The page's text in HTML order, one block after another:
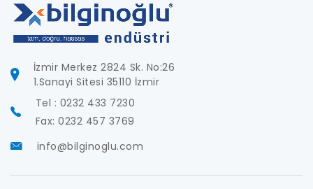
İzmir Merkez 2824 Sk. No:26
1.Sanayi Sitesi 35110 İzmir
Tel : 0232 433 7230
Fax: 0232 457 3769
info@bilginoglu.com